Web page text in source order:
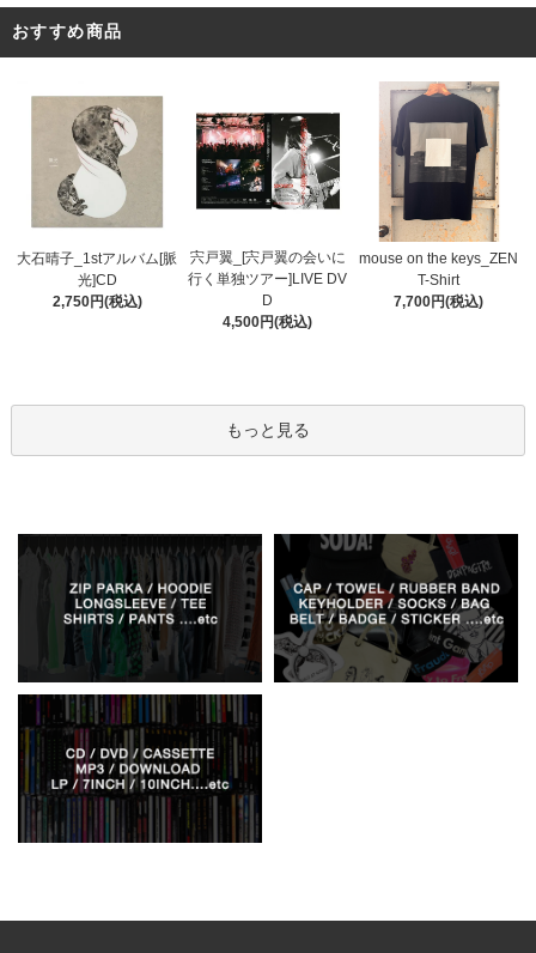
おすすめ商品
大石晴子_1stアルバム[脈
光]CD
2,750円(税込)
宍戸翼_[宍戸翼の会いに
行く単独ツアー]LIVE DV
D
4,500円(税込)
mouse on the keys_ZEN
T-Shirt
7,700円(税込)
もっと見る